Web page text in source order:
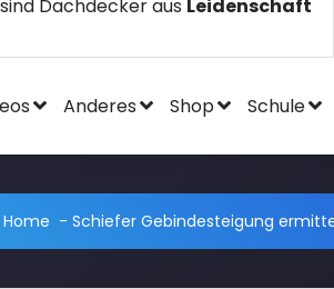
Dachdecker aus Leidenschaft
Anderes Shop Schule
Home - Schiefer Gebindesteigung